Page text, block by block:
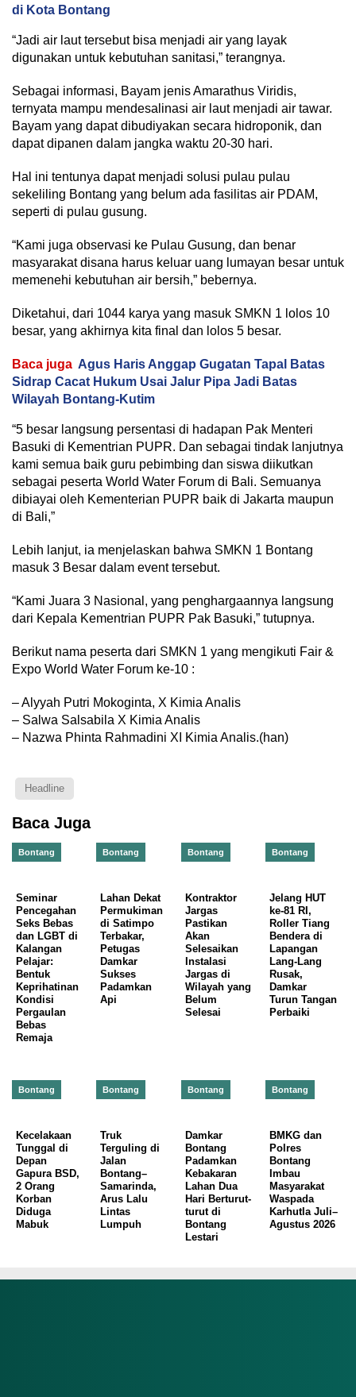
di Kota Bontang
“Jadi air laut tersebut bisa menjadi air yang layak
digunakan untuk kebutuhan sanitasi,” terangnya.
Sebagai informasi, Bayam jenis Amarathus Viridis,
ternyata mampu mendesalinasi air laut menjadi air tawar.
Bayam yang dapat dibudiyakan secara hidroponik, dan
dapat dipanen dalam jangka waktu 20-30 hari.
Hal ini tentunya dapat menjadi solusi pulau pulau
sekeliling Bontang yang belum ada fasilitas air PDAM,
seperti di pulau gusung.
“Kami juga observasi ke Pulau Gusung, dan benar
masyarakat disana harus keluar uang lumayan besar untuk
memenehi kebutuhan air bersih,” bebernya.
Diketahui, dari 1044 karya yang masuk SMKN 1 lolos 10
besar, yang akhirnya kita final dan lolos 5 besar.
Baca juga Agus Haris Anggap Gugatan Tapal Batas
Sidrap Cacat Hukum Usai Jalur Pipa Jadi Batas
Wilayah Bontang-Kutim
“5 besar langsung persentasi di hadapan Pak Menteri
Basuki di Kementrian PUPR. Dan sebagai tindak lanjutnya
kami semua baik guru pebimbing dan siswa diikutkan
sebagai peserta World Water Forum di Bali. Semuanya
dibiayai oleh Kementerian PUPR baik di Jakarta maupun
di Bali,”
Lebih lanjut, ia menjelaskan bahwa SMKN 1 Bontang
masuk 3 Besar dalam event tersebut.
“Kami Juara 3 Nasional, yang penghargaannya langsung
dari Kepala Kementrian PUPR Pak Basuki,” tutupnya.
Berikut nama peserta dari SMKN 1 yang mengikuti Fair &
Expo World Water Forum ke-10 :
– Alyyah Putri Mokoginta, X Kimia Analis
– Salwa Salsabila X Kimia Analis
– Nazwa Phinta Rahmadini XI Kimia Analis.(han)
Headline
Baca Juga
Bontang
Seminar
Pencegahan
Seks Bebas
dan LGBT di
Kalangan
Pelajar:
Bentuk
Keprihatinan
Kondisi
Pergaulan
Bebas
Remaja
Bontang
Lahan Dekat
Permukiman
di Satimpo
Terbakar,
Petugas
Damkar
Sukses
Padamkan
Api
Bontang
Kontraktor
Jargas
Pastikan
Akan
Selesaikan
Instalasi
Jargas di
Wilayah yang
Belum
Selesai
Bontang
Jelang HUT
ke-81 RI,
Roller Tiang
Bendera di
Lapangan
Lang-Lang
Rusak,
Damkar
Turun Tangan
Perbaiki
Bontang
Kecelakaan
Tunggal di
Depan
Gapura BSD,
2 Orang
Korban
Diduga
Mabuk
Bontang
Truk
Terguling di
Jalan
Bontang–
Samarinda,
Arus Lalu
Lintas
Lumpuh
Bontang
Damkar
Bontang
Padamkan
Kebakaran
Lahan Dua
Hari Berturut-
turut di
Bontang
Lestari
Bontang
BMKG dan
Polres
Bontang
Imbau
Masyarakat
Waspada
Karhutla Juli–
Agustus 2026